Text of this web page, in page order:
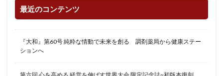
最近のコンテンツ
『大和』第60号 純粋な情動で未来を創る 調剤薬局から健康ステー
ションへ